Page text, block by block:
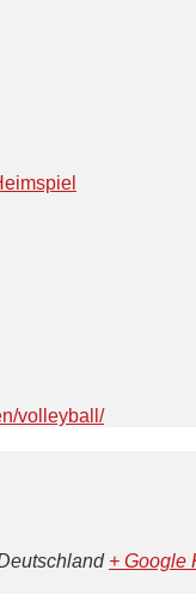
volleyball/
+ Google